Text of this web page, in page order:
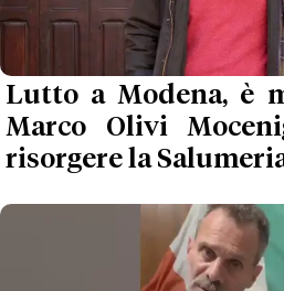
Lutto a Modena, è
Marco Olivi
risorgere la